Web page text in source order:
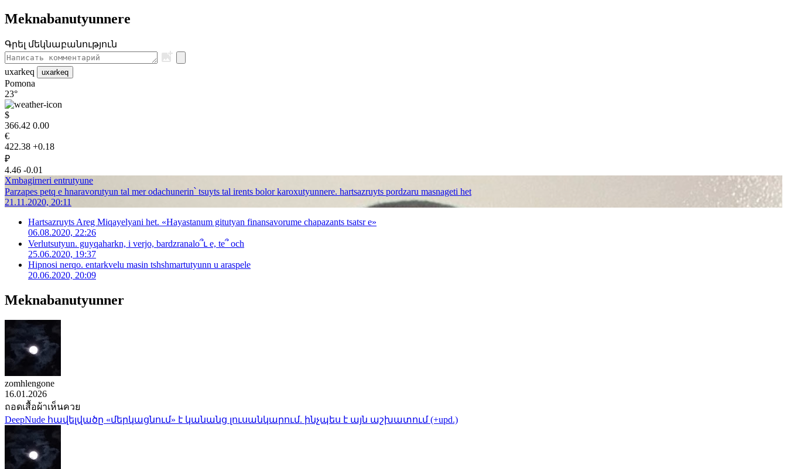
Meknabanutyunnere
Գրել մեկնաբանություն
uxarkeq uxarkeq
Pomona
23°
$
366.42 0.00
€
422.38 +0.18
₽
4.46 -0.01
Xmbagirneri entrutyune
Parzapes petq e hnaravorutyun tal mer odachunerin՝ tsuyts tal irents bolor karoxutyunnere. hartsazruyts pordzaru masnageti het
21.11.2020, 20:11
Hartsazruyts Areg Miqayelyani het. «Hayastanum gitutyan finansavorume chapazants tsatsr e»
06.08.2020, 22:26
Verlutsutyun. guyqaharkn, i verjo, bardzranalo՞ւ e, te՞ och
25.06.2020, 19:37
Hipnosi nerqo. entarkvelu masin tshshmartutyunn u araspele
20.06.2020, 20:09
Meknabanutyunner
zomhlengone
16.01.2026
ถอดเสื้อผ้าเห็นควย
DeepNude հավելվածը «մերկացնում» է կանանց լուսանկարում. ինչպես է այն աշխատում (+upd.)